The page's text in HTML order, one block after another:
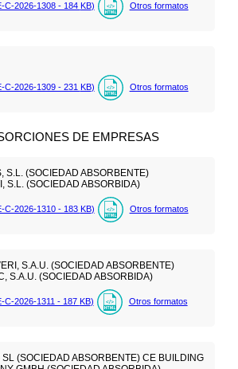
C-2026-1308 - 184 KB) Otros formatos
C-2026-1309 - 231 KB) Otros formatos
DE EMPRESAS
S.L. (SOCIEDAD ABSORBENTE)
S.L. (SOCIEDAD ABSORBIDA)
C-2026-1310 - 183 KB) Otros formatos
S.A.U. (SOCIEDAD ABSORBENTE)
S.A.U. (SOCIEDAD ABSORBIDA)
C-2026-1311 - 187 KB) Otros formatos
(SOCIEDAD ABSORBENTE) CE BUILDING